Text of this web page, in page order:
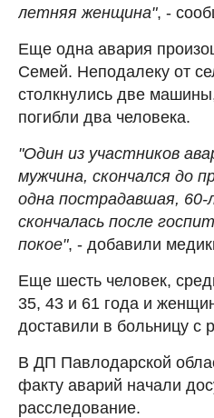
летняя женщина", -
Еще одна авария
Семей. Неподалеку от
столкнулись две
погибли два человека.
"Один из участников
мужчина, скончался до
одна пострадавшая,
скончалась после
покое", - добавили
Еще шесть человек,
35, 43 и 61 года и
доставили в больницу с
В ДП Павлодарской
факту аварий начали
расследование.